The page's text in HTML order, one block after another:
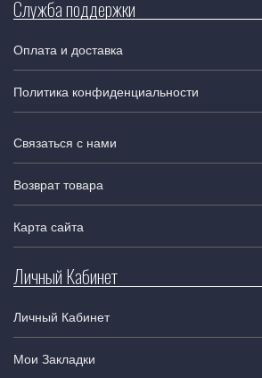
Служба поддержки
Оплата и доставка
Политика конфиденциальности
Связаться с нами
Возврат товара
Карта сайта
Личный Кабинет
Личный Кабинет
Мои Закладки